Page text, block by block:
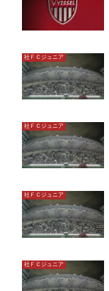
社ＦＣジュニア
社ＦＣジュニア
社ＦＣジュニア
社ＦＣジュニア